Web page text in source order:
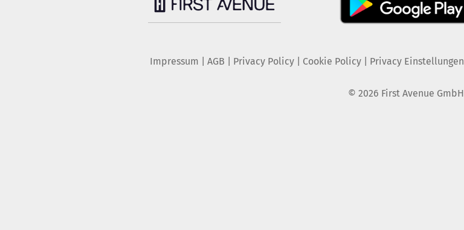
Impressum AGB Privacy Policy| Cookie Policy| Privacy Einstellungen
© 2026 First Avenue GmbH